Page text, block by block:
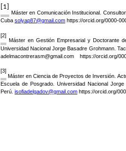
[1]
Máster en Comunicación Institucional.
Cuba solyap87@gmail.com https://orcid.org/0000-
[2]
Máster en Gestión Empresarial y Doctorante
Universidad Nacional Jorge Basadre Grohmann.
adelmacontrerasm@gmail.com
https://orcid.org/
[3]
Máster en Ciencia de Proyectos de Inversión.
Escuela de Posgrado. Universidad Nacional
Perú. isofiadelgadov@gmail.com https://orcid.org/